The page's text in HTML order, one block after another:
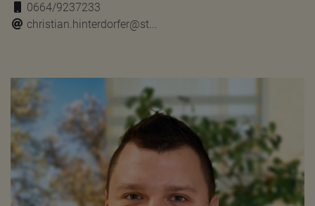
0664/9237233
christian.hinterdorfer@st...